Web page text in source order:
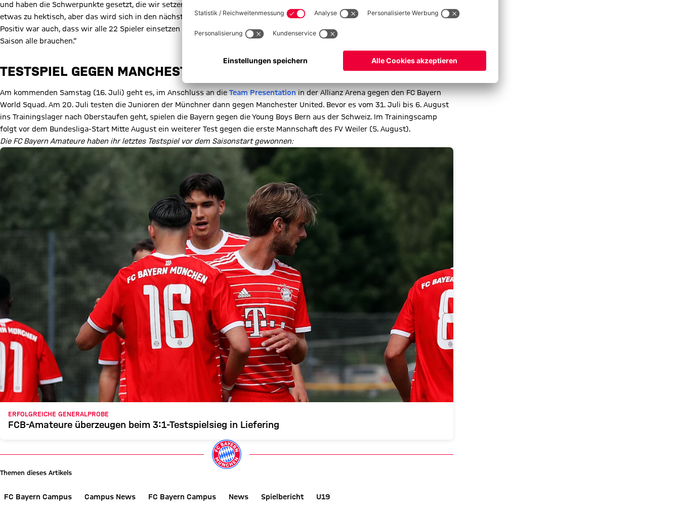
und haben die Schwerpunkte gesetzt, die wir setzen wollten. Natürlich waren wir in der einen oder anderen Situation noch
etwas zu hektisch, aber das wird sich in den nächsten Wochen der Vorbereitung legen und wir werden uns weiter verbessern.
Positiv war auch, dass wir alle 22 Spieler einsetzen konnten und alle auch gesund geblieben sind, denn wir werden im Laufe der
Saison alle brauchen.“
TESTSPIEL GEGEN MANCHESTER UNITED
Am kommenden Samstag (16. Juli) geht es, im Anschluss an dieTeam Presentationin der Allianz Arena gegen den FC Bayern
World Squad. Am 20. Juli testen die Junioren der Münchner dann gegen Manchester United. Bevor es vom 31. Juli bis 6. August
ins Trainingslager nach Oberstaufen geht, spielen die Bayern gegen die Young Boys Bern aus der Schweiz. Im Trainingscamp
folgt vor dem Bundesliga-Start Mitte August ein weiterer Test gegen die erste Mannschaft des FV Weiler (5. August).
Die FC Bayern Amateure haben ihr letztes Testspiel vor dem Saisonstart gewonnen:
ERFOLGREICHE GENERALPROBE
FCB-Amateure überzeugen beim 3:1-Testspielsieg in Liefering
Themen dieses Artikels
FC Bayern Campus Campus News FC Bayern Campus News Spielbericht U19